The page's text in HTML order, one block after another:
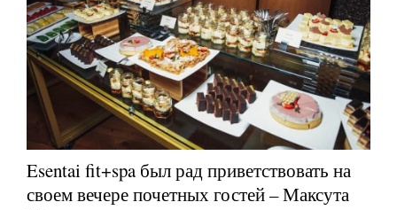
Esentai fit+spa был рад приветствовать на
своем вечере почетных гостей – Максута